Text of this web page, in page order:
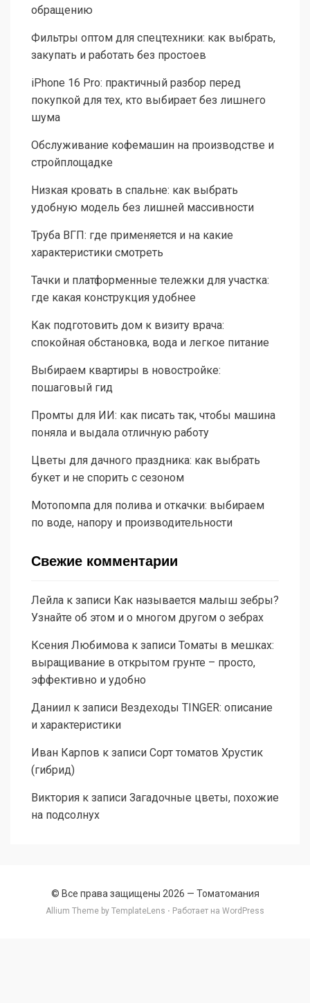
обращению
Фильтры оптом для спецтехники: как выбрать,
закупать и работать без простоев
iPhone 16 Pro: практичный разбор перед
покупкой для тех, кто выбирает без лишнего
шума
Обслуживание кофемашин на производстве и
стройплощадке
Низкая кровать в спальне: как выбрать
удобную модель без лишней массивности
Труба ВГП: где применяется и на какие
характеристики смотреть
Тачки и платформенные тележки для участка:
где какая конструкция удобнее
Как подготовить дом к визиту врача:
спокойная обстановка, вода и легкое питание
Выбираем квартиры в новостройке:
пошаговый гид
Промты для ИИ: как писать так, чтобы машина
поняла и выдала отличную работу
Цветы для дачного праздника: как выбрать
букет и не спорить с сезоном
Мотопомпа для полива и откачки: выбираем
по воде, напору и производительности
Свежие комментарии
Лейла к записи Как называется малыш зебры?
Узнайте об этом и о многом другом о зебрах
Ксения Любимова к записи Томаты в мешках:
выращивание в открытом грунте – просто,
эффективно и удобно
Даниил к записи Вездеходы TINGER: описание
и характеристики
Иван Карпов к записи Сорт томатов Хрустик
(гибрид)
Виктория к записи Загадочные цветы, похожие
на подсолнух
© Все права защищены 2026 — Томатомания
Allium Theme by TemplateLens ⋅ Работает на WordPress